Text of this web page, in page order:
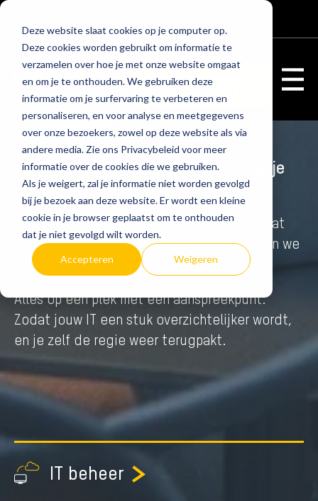
Deze website slaat cookies op je computer op.
Deze cookies worden gebruikt om informatie te
verzamelen over hoe je met onze website omgaat
en om je te onthouden. We gebruiken deze
informatie om je surfervaring te verbeteren en
personaliseren, en voor analyse en meetgegevens
over onze bezoekers, zowel op deze website als via
andere media. Zie ons Privacybeleid voor meer
informatie over de cookies die we gebruiken.
Als je weigert, zal je informatie niet worden gevolgd
bij je bezoek aan deze website. Er wordt een kleine
cookie in je browser geplaatst om te onthouden
dat je niet gevolgd wilt worden.
Accepteren Weigeren
Adviesgesprek
Fivespark is de enige IT-partij die je
nodig hebt
Als full service Provider regelen we alles wat
jouw IT-omgeving nodig heeft. En dat doen we
goed.
Alles op één plek met één aanspreekpunt.
Zodat jouw IT een stuk overzichtelijker wordt,
en je zelf de regie weer terugpakt.
IT beheer